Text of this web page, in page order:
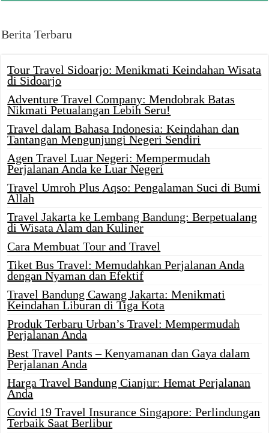
Berita Terbaru
Tour Travel Sidoarjo: Menikmati Keindahan Wisata
di Sidoarjo
Adventure Travel Company: Mendobrak Batas
Nikmati Petualangan Lebih Seru!
Travel dalam Bahasa Indonesia: Keindahan dan
Tantangan Mengunjungi Negeri Sendiri
Agen Travel Luar Negeri: Mempermudah
Perjalanan Anda ke Luar Negeri
Travel Umroh Plus Aqso: Pengalaman Suci di Bumi
Allah
Travel Jakarta ke Lembang Bandung: Berpetualang
di Wisata Alam dan Kuliner
Cara Membuat Tour and Travel
Tiket Bus Travel: Memudahkan Perjalanan Anda
dengan Nyaman dan Efektif
Travel Bandung Cawang Jakarta: Menikmati
Keindahan Liburan di Tiga Kota
Produk Terbaru Urban’s Travel: Mempermudah
Perjalanan Anda
Best Travel Pants – Kenyamanan dan Gaya dalam
Perjalanan Anda
Harga Travel Bandung Cianjur: Hemat Perjalanan
Anda
Covid 19 Travel Insurance Singapore: Perlindungan
Terbaik Saat Berlibur